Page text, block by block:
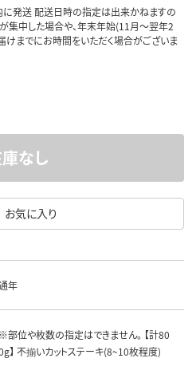
発送 配送日時の指定は出来かねますの
集中した場合や、年末年始(11月～翌年2
けまでにお時間をいただく場合がございま
お気に入り
なし
年
※部位や枚数の指定はできません。 【計80
】 不揃いカットステーキ(8~10枚程度)